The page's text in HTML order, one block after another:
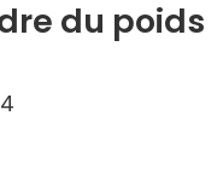
du poids